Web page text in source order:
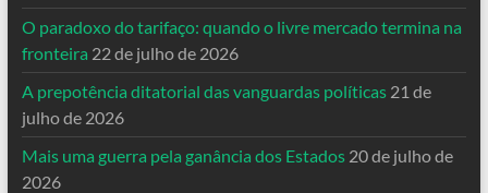
O paradoxo do tarifaço: quando o livre mercado termina na
fronteira 22 de julho de 2026
A prepotência ditatorial das vanguardas políticas 21 de
julho de 2026
Mais uma guerra pela ganância dos Estados 20 de julho de
2026